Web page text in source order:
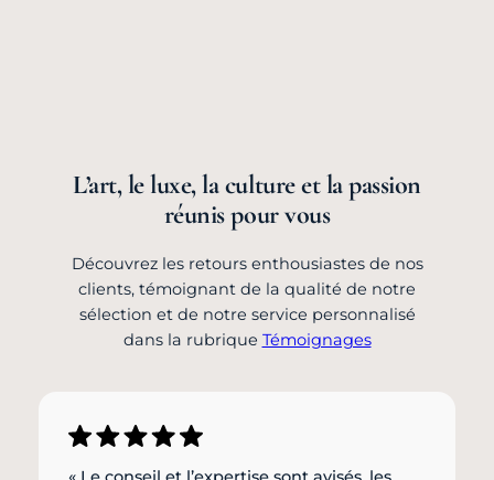
L’art, le luxe, la culture et la passion
réunis pour vous
Découvrez les retours enthousiastes de nos
clients, témoignant de la qualité de notre
sélection et de notre service personnalisé
dans la rubrique Témoignages